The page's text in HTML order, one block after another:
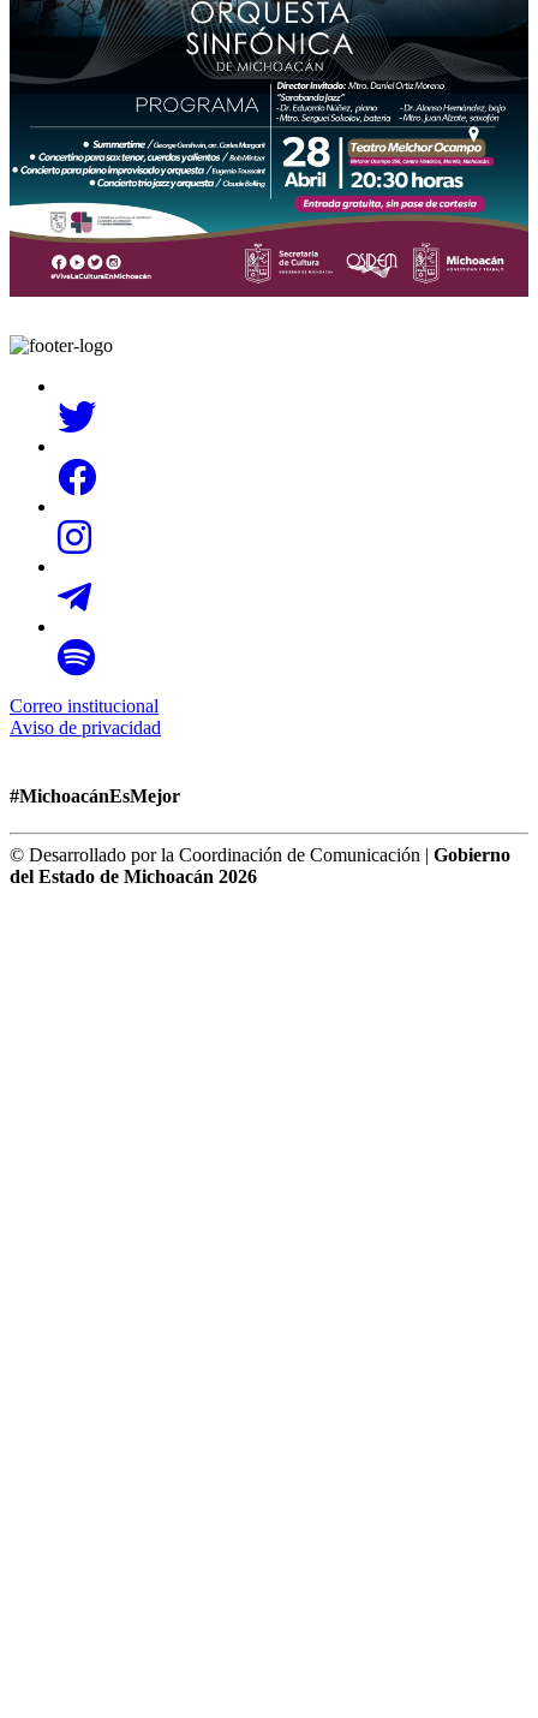
Correo institucional
Aviso de privacidad
#MichoacánEsMejor
© Desarrollado por la Coordinación de Comunicación | Gobierno
del Estado de Michoacán 2026